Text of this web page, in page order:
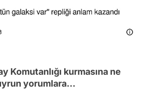
Komutanlığı kurmasına ne
yorumlara...